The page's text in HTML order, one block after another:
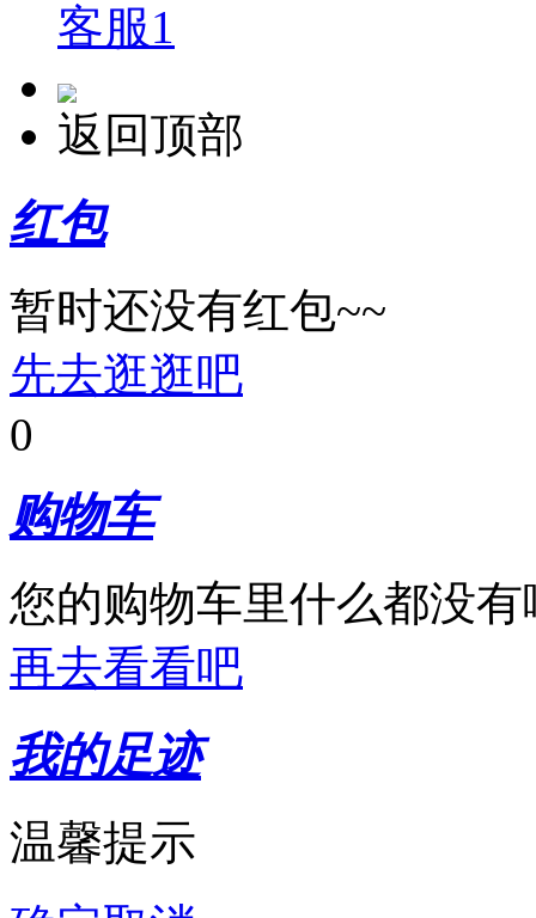
客服1
返回顶部
红包
暂时还没有红包~~
先去逛逛吧
0
购物车
您的购物车里什么都没有
再去看看吧
我的足迹
温馨提示